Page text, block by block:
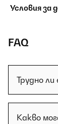
Условия за
FAQ
Трудно ли
Какво